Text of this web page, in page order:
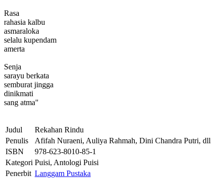
Rasa
rahasia kalbu
asmaraloka
selalu kupendam
amerta
Senja
sarayu berkata
semburat jingga
dinikmati
sang atma"
Judul
Rekahan Rindu
Penulis
Afifah Nuraeni, Auliya Rahmah, Dini Chandra Putri, dll
ISBN
978-623-8010-85-1
Kategori Puisi, Antologi Puisi
Penerbit Langgam Pustaka